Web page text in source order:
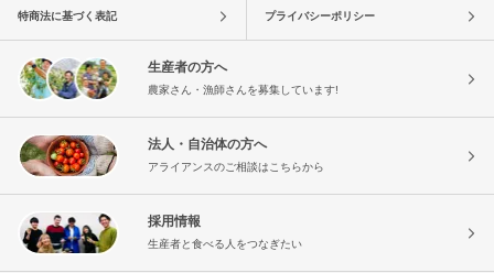
特商法に基づく表記 プライバシーポリシー
生産者の方へ
農家さん・漁師さんを募集しています!
法人・自治体の方へ
アライアンスのご相談はこちらから
採用情報
生産者と食べる人をつなぎたい